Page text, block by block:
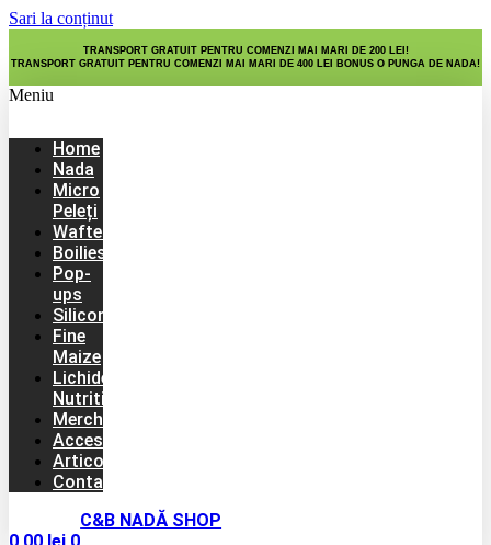
Sari la conținut
TRANSPORT GRATUIT PENTRU COMENZI MAI MARI DE 200 LEI!
TRANSPORT GRATUIT PENTRU COMENZI MAI MARI DE 400 LEI BONUS O PUNGA DE NADA!
Meniu
Home
Nada
Micro
Peleți
Wafters
Boilies
Pop-
ups
Silicon
Fine
Maize
Lichide
Nutritive
Merch
Accesorii
Articole
Contact
C&B NADĂ SHOP